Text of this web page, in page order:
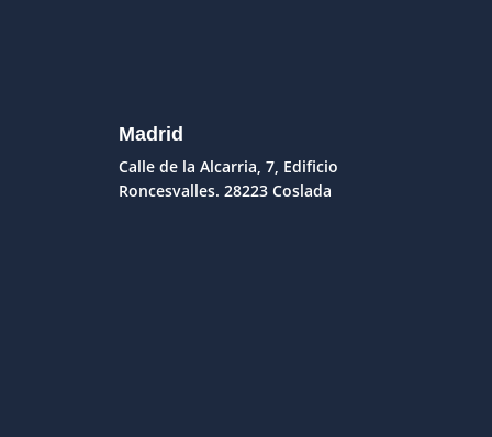
Madrid
Calle de la Alcarria, 7, Edificio
Roncesvalles. 28223 Coslada